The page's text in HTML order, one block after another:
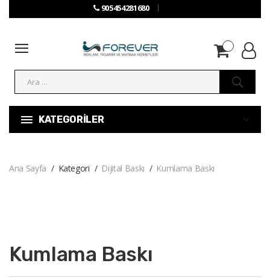
905454281680
KATEGORİLER
Ana Sayfa Kategori Dijital Baskı Kumlama Baskı
Kumlama Baskı